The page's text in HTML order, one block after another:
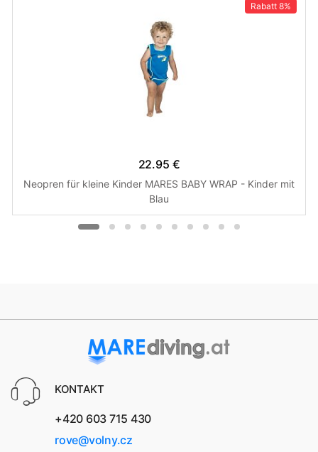
Rabatt 8%
22.95 €
Neopren für kleine Kinder MARES BABY WRAP - Kinder mit
Blau
KONTAKT
+420 603 715 430
rove@volny.cz